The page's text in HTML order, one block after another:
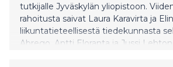
tutkijalle Jyväskylän yliopistoon.
rahoitusta saivat Laura Karavirta ja
liikuntatieteellisestä tiedekunnasta
Abrego, Antti Eloranta ja Jussi